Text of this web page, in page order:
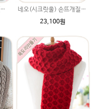
[무료동영상]세바스찬(그레이스메리노울) diy패키지 자라무늬뜨기하는법 꽈배기목도리 남친크리스마스 특별한선물 동영상시디 도안만들기뜨기 털실 뜨개질실
네오(시크릿울) 손뜨개질 남자친구 크리스마스 특별한선물 목도리만들기뜨기 털실 뜨개질실
23,100원